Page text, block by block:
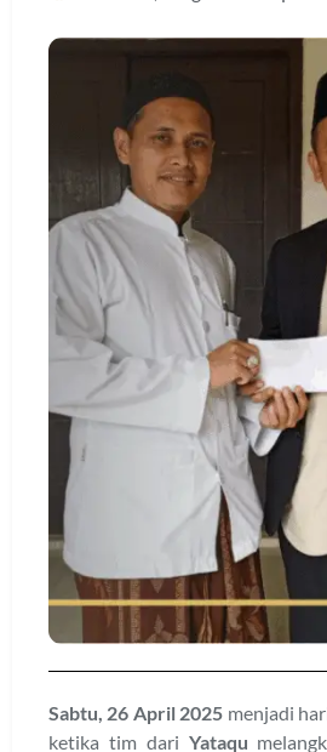
Sabtu, 26 April 2025 menjadi
ketika tim dari Yataqu